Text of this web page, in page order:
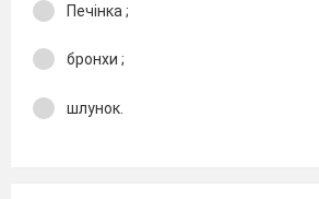
Печінка ;
бронхи ;
шлунок.